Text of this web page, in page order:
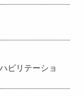
ビリテーショ